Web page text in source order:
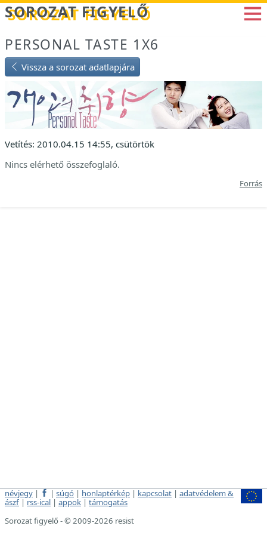
Betöltés...
SOROZAT FIGYELŐ
PERSONAL TASTE 1X6
Vissza a sorozat adatlapjára
Vetítés: 2010.04.15 14:55, csütörtök
Nincs elérhető összefoglaló.
Forrás
névjegy | | súgó | honlaptérkép | kapcsolat | adatvédelem &
ászf | rss-ical | appok | támogatás
Sorozat figyelő - © 2009-2026 resist